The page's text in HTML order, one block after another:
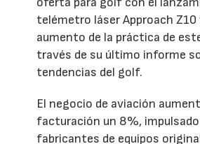
telémetro láser Approach
aumento de la práctica de
través de su último informe
tendencias del golf.
El negocio de aviación
facturación un 8%,
fabricantes de equipos